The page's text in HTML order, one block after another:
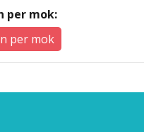
per mok:
per mok